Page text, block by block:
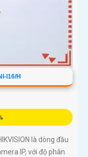
I16/H
là dòng đầu
IP, với độ phân